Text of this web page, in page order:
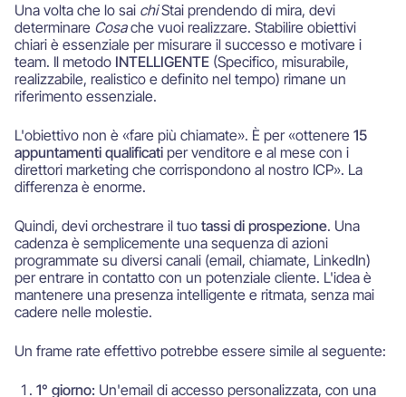
Una volta che lo sai chiStai prendendo di mira, devi
determinare Cosache vuoi realizzare. Stabilire obiettivi
chiari è essenziale per misurare il successo e motivare i
team. Il metodo INTELLIGENTE (Specifico, misurabile,
realizzabile, realistico e definito nel tempo) rimane un
riferimento essenziale.
L'obiettivo non è «fare più chiamate». È per «ottenere 15
appuntamenti qualificati per venditore e al mese con i
direttori marketing che corrispondono al nostro ICP». La
differenza è enorme.
Quindi, devi orchestrare il tuo tassi di prospezione. Una
cadenza è semplicemente una sequenza di azioni
programmate su diversi canali (email, chiamate, LinkedIn)
per entrare in contatto con un potenziale cliente. L'idea è
mantenere una presenza intelligente e ritmata, senza mai
cadere nelle molestie.
Un frame rate effettivo potrebbe essere simile al seguente:
1° giorno: Un'email di accesso personalizzata, con una